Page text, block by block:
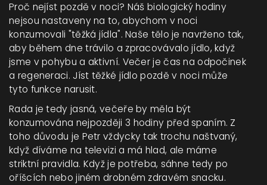
Proč nejíst pozdě v noci? Náš biologický hodiny
nejsou nastaveny na to, abychom v noci
konzumovali "těžká jídla". Naše tělo je navrženo tak,
aby během dne trávilo a zpracovávalo jídlo, když
jsme v pohybu a aktivní. Večer je čas na odpočinek
a regeneraci. Jíst těžké jídlo pozdě v noci může
tyto funkce narusit.
Rada je tedy jasná, večeře by měla být
konzumována nejpozději 3 hodiny před spaním. Z
toho důvodu je Petr vždycky tak trochu naštvaný,
když díváme na televizi a má hlad, ale máme
striktní pravidla. Když je potřeba, sáhne tedy po
oříšcích nebo jiném drobném zdravém snacku.